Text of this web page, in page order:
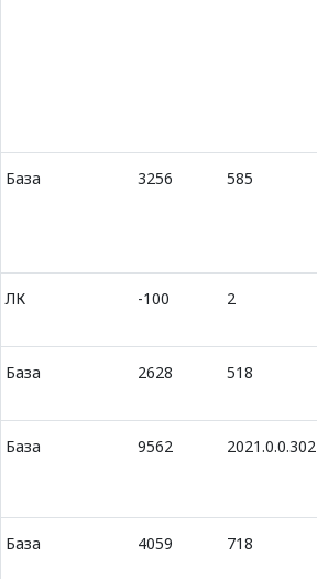
База 3256 585
ЛК -100 2
База 2628 518
База 9562 2021.0.0.302
База 4059 718